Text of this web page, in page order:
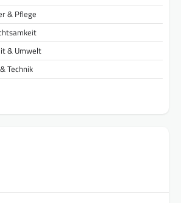
& Pflege
& Umwelt
Technik